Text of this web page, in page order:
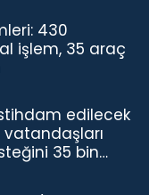
430
işlem, 35 araç
edilecek
vatandaşları
35 bin